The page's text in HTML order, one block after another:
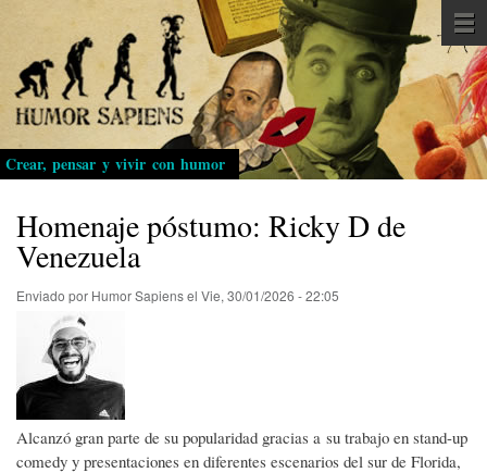
Pasar
al
contenido
principal
Crear, pensar y vivir con humor
Homenaje póstumo: Ricky D de
Venezuela
Enviado por Humor Sapiensel Vie, 30/01/2026 - 22:05
Alcanzó gran parte de su popularidad gracias a su trabajo en stand-up
comedy y presentaciones en diferentes escenarios del sur de Florida,